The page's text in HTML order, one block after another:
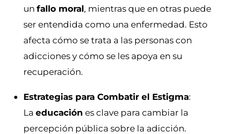
un fallo moral, mientras que en otras puede
ser entendida como una enfermedad. Esto
afecta cómo se trata a las personas con
adicciones y cómo se les apoya en su
recuperación.
Estrategias para Combatir el Estigma:
La educación es clave para cambiar la
percepción pública sobre la adicción.